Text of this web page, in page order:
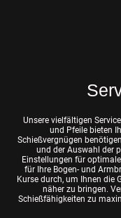
Unsere vielfältigen
und Pfeile bieten
Schießvergnügen
und der Auswahl der
Einstellungen für
für Ihre Bogen- und
Kurse durch, um Ihnen die
näher zu bringen.
Schießfähigkeiten zu